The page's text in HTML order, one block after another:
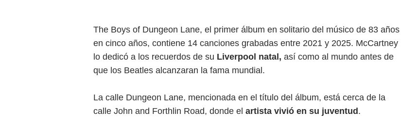
The Boys of Dungeon Lane, el primer álbum en solitario del músico de 83 años
en cinco años, contiene 14 canciones grabadas entre 2021 y 2025. McCartney
lo dedicó a los recuerdos de su Liverpool natal, así como al mundo antes de
que los Beatles alcanzaran la fama mundial.
La calle Dungeon Lane, mencionada en el título del álbum, está cerca de la
calle John and Forthlin Road, donde el artista vivió en su juventud.